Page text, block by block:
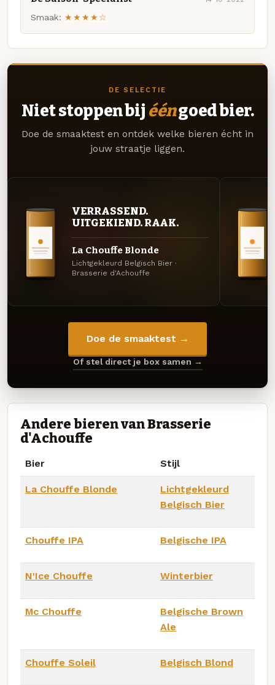
Smaak: ★★★★☆
DE SELECTIE
Niet stoppen bij ééngoed bier.
Doe de smaaktest en ontdek welke bieren écht in
jouw straatje liggen.
VERRASSEND.
UITGEKIEND. RAAK.
La Chouffe Blonde
Lichtgekleurd Belgisch Bier ·
Brasserie d'Achouffe
Doe de smaaktest →
Of stel direct je box samen →
Andere bieren van Brasserie
d'Achouffe
Bier Stijl
La Chouffe Blonde
Lichtgekleurd
Belgisch Bier
Chouffe IPA Belgische IPA
N'Ice Chouffe Winterbier
Mc Chouffe
Belgische Brown
Ale
Chouffe Soleil Belgisch Blond